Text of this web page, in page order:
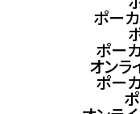
ポー
ポー
オンラ
ポー